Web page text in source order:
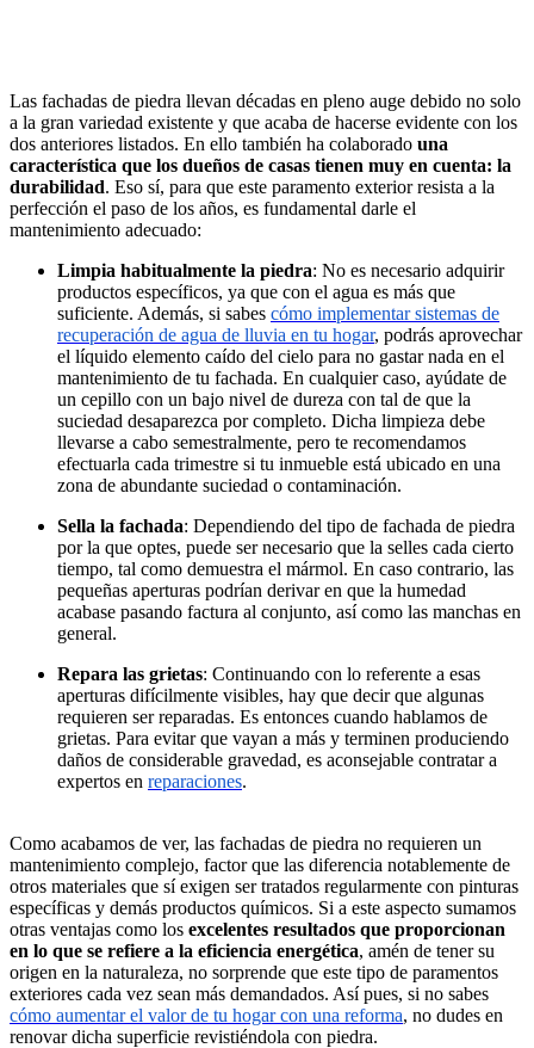
Las fachadas de piedra llevan décadas en pleno auge debido no solo
a la gran variedad existente y que acaba de hacerse evidente con los
dos anteriores listados. En ello también ha colaborado una
característica que los dueños de casas tienen muy en cuenta: la
durabilidad. Eso sí, para que este paramento exterior resista a la
perfección el paso de los años, es fundamental darle el
mantenimiento adecuado:
Limpia habitualmente la piedra: No es necesario adquirir
productos específicos, ya que con el agua es más que
suficiente. Además, si sabes cómo implementar sistemas de
recuperación de agua de lluvia en tu hogar, podrás aprovechar
el líquido elemento caído del cielo para no gastar nada en el
mantenimiento de tu fachada. En cualquier caso, ayúdate de
un cepillo con un bajo nivel de dureza con tal de que la
suciedad desaparezca por completo. Dicha limpieza debe
llevarse a cabo semestralmente, pero te recomendamos
efectuarla cada trimestre si tu inmueble está ubicado en una
zona de abundante suciedad o contaminación.
Sella la fachada: Dependiendo del tipo de fachada de piedra
por la que optes, puede ser necesario que la selles cada cierto
tiempo, tal como demuestra el mármol. En caso contrario, las
pequeñas aperturas podrían derivar en que la humedad
acabase pasando factura al conjunto, así como las manchas en
general.
Repara las grietas: Continuando con lo referente a esas
aperturas difícilmente visibles, hay que decir que algunas
requieren ser reparadas. Es entonces cuando hablamos de
grietas. Para evitar que vayan a más y terminen produciendo
daños de considerable gravedad, es aconsejable contratar a
expertos en reparaciones.
Como acabamos de ver, las fachadas de piedra no requieren un
mantenimiento complejo, factor que las diferencia notablemente de
otros materiales que sí exigen ser tratados regularmente con pinturas
específicas y demás productos químicos. Si a este aspecto sumamos
otras ventajas como los excelentes resultados que proporcionan
en lo que se refiere a la eficiencia energética, amén de tener su
origen en la naturaleza, no sorprende que este tipo de paramentos
exteriores cada vez sean más demandados. Así pues, si no sabes
cómo aumentar el valor de tu hogar con una reforma, no dudes en
renovar dicha superficie revistiéndola con piedra.